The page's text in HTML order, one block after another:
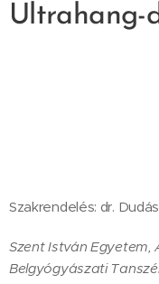
Ultrahang-
Szakrendelés: dr.
Szent István
Belgyógyászati